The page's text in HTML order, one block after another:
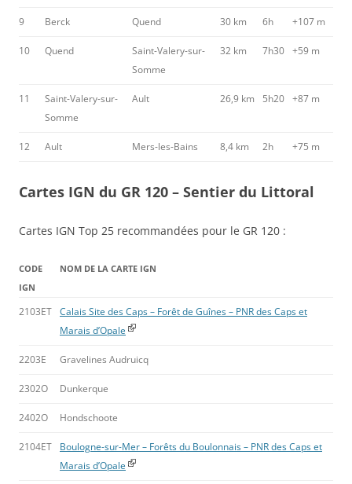
9 Berck Quend 30 km 6h +107 m
10 Quend
Saint-Valery-sur-
Somme
32 km 7h30 +59 m
11
Saint-Valery-sur-
Somme
Ault 26,9 km 5h20 +87 m
12 Ault Mers-les-Bains 8,4 km 2h +75 m
Cartes IGN du GR 120 – Sentier du Littoral
Cartes IGN Top 25 recommandées pour le GR 120 :
CODE
IGN
NOM DE LA CARTE IGN
2103ET Calais Site des Caps – Forêt de Guînes – PNR des Caps et
Marais d’Opale
2203E Gravelines Audruicq
2302O Dunkerque
2402O Hondschoote
2104ET
Boulogne-sur-Mer – Forêts du Boulonnais – PNR des Caps et
Marais d’Opale